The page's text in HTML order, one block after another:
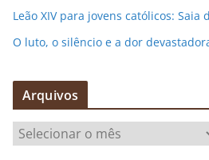
Leão XIV para jovens católicos:
O luto, o silêncio e a dor
Arquivos
r